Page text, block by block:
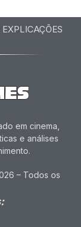
em cinema,
e análises
– Todos os